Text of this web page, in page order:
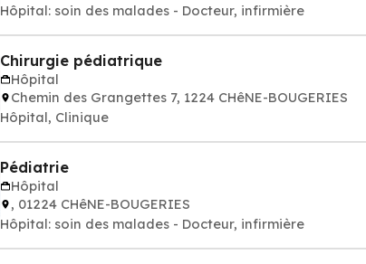
Hôpital: soin des malades - Docteur, infirmière
Chirurgie pédiatrique
Hôpital
Chemin des Grangettes 7, 1224 CHêNE-BOUGERIES
Hôpital, Clinique
Pédiatrie
Hôpital
, 01224 CHêNE-BOUGERIES
Hôpital: soin des malades - Docteur, infirmière